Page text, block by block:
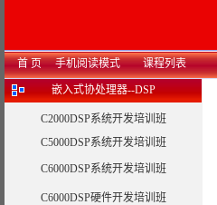
首 页 手机阅读模式 课程列表
嵌入式协处理器--DSP
C2000DSP系统开发培训班
C5000DSP系统开发培训班
C6000DSP系统开发培训班
C6000DSP硬件开发培训班